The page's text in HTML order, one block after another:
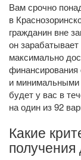
Вам срочно
в
гражданин вне
он зарабатывает
максимально
финансирования
и
будет у вас в
на один из 92
Какие
получения